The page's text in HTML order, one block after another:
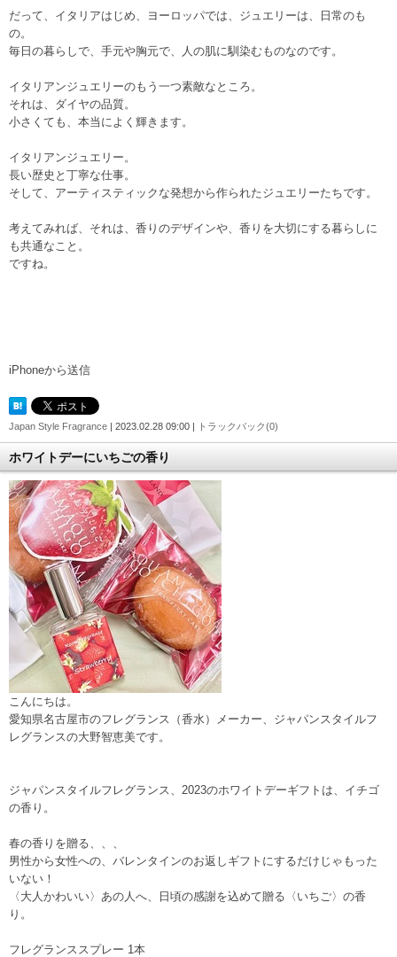
だって、イタリアはじめ、ヨーロッパでは、ジュエリーは、日常のも
の。
毎日の暮らしで、手元や胸元で、人の肌に馴染むものなのです。
イタリアンジュエリーのもう一つ素敵なところ。
それは、ダイヤの品質。
小さくても、本当によく輝きます。
イタリアンジュエリー。
長い歴史と丁寧な仕事。
そして、アーティスティックな発想から作られたジュエリーたちです。
考えてみれば、それは、香りのデザインや、香りを大切にする暮らしに
も共通なこと。
ですね。
iPhoneから送信
Japan Style Fragrance | 2023.02.28 09:00 | トラックバック(0)
ホワイトデーにいちごの香り
こんにちは。
愛知県名古屋市のフレグランス（香水）メーカー、ジャパンスタイルフ
レグランスの大野智恵美です。
ジャパンスタイルフレグランス、2023のホワイトデーギフトは、イチゴ
の香り。
春の香りを贈る、、、
男性から女性への、バレンタインのお返しギフトにするだけじゃもった
いない！
〈大人かわいい〉あの人へ、日頃の感謝を込めて贈る〈いちご〉の香
り。
フレグランススプレー 1本